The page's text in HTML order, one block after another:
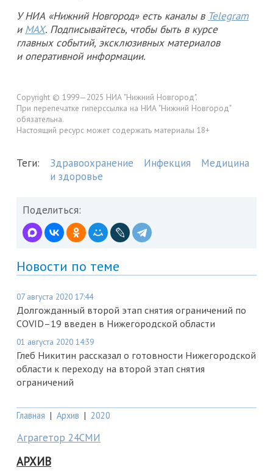
У НИА «Нижний Новгород» есть каналы в Telegram
и MAX. Подписывайтесь, чтобы быть в курсе
главных событий, эксклюзивных материалов
и оперативной информации.
Copyright © 1999—2025 НИА "Нижний Новгород".
При перепечатке гиперссылка на НИА "Нижний Новгород"
обязательна.
Настоящий ресурс может содержать материалы 18+
Теги: Здравоохранение Инфекция
Медицина
и здоровье
Поделиться:
Новости по теме
07 августа 2020 17:44
Долгожданный второй этап снятия ограничений по
COVID–19 введен в Нижегородской области
01 августа 2020 14:39
Глеб Никитин рассказал о готовности Нижегородской
области к переходу на второй этап снятия
ограничений
Главная | Архив | 2020
Аграгетор 24СМИ
АРХИВ